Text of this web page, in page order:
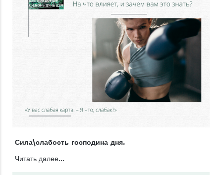
Сила\слабость господина дня.
Читать далее...